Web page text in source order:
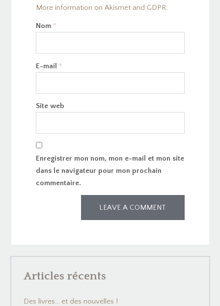
More information on Akismet and GDPR.
Nom *
E-mail *
Site web
Enregistrer mon nom, mon e-mail et mon site
dans le navigateur pour mon prochain
commentaire.
Articles récents
Des livres… et des nouvelles !